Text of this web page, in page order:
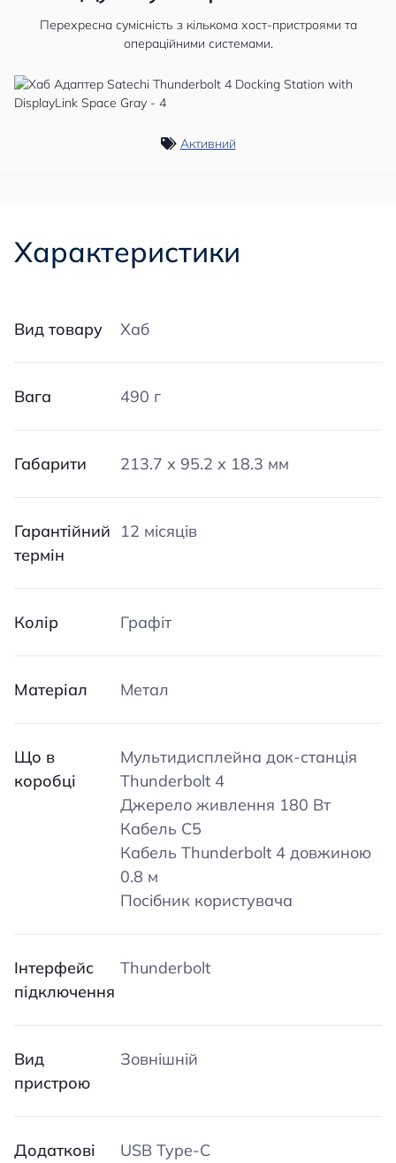
Перехресна сумісність з кількома хост-пристроями та
операційними системами.
Активний
Характеристики
Вид товару Хаб
Вага 490 г
Габарити 213.7 х 95.2 х 18.3 мм
Гарантійний
термін
12 місяців
Колір Графіт
Матеріал Метал
Що в
коробці
Мультидисплейна док-станція
Thunderbolt 4
Джерело живлення 180 Вт
Кабель C5
Кабель Thunderbolt 4 довжиною
0.8 м
Посібник користувача
Інтерфейс
підключення
Thunderbolt
Вид
пристрою
Зовнішній
Додаткові
USB Type-C